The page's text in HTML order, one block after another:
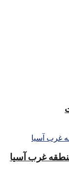
منطقه غرب آسیا